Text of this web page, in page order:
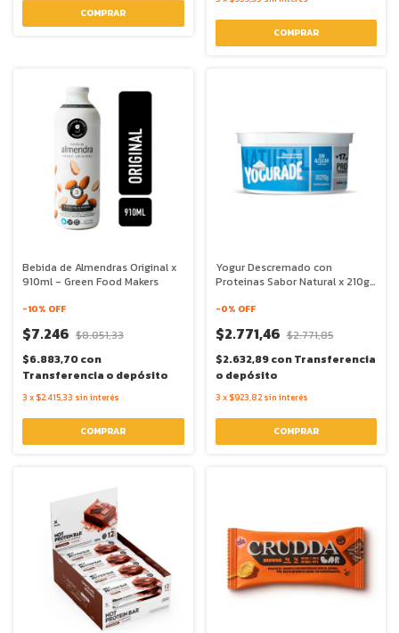
Bebida de Almendras Original x
910ml - Green Food Makers
-10% OFF
$7.246 $8.051,33
$6.883,70con
Transferencia o depósito
3 x $2.415,33 sin interés
Yogur Descremado con
Proteinas Sabor Natural x 210g
-0% OFF
$2.771,46 $2.771,85
$2.632,89conTransferencia
o depósito
3 x $923,82 sin interés